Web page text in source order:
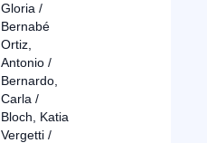
Gloria /
Bernabé
Ortiz,
Antonio /
Bernardo,
Carla /
Bloch, Katia
Vergetti /